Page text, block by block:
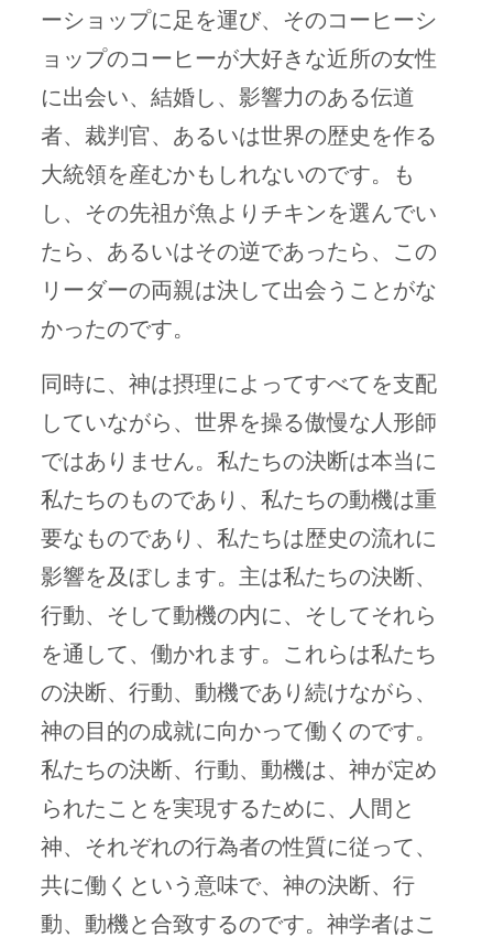
ーショップに足を運び、そのコーヒーシ
ョップのコーヒーが大好きな近所の女性
に出会い、結婚し、影響力のある伝道
者、裁判官、あるいは世界の歴史を作る
大統領を産むかもしれないのです。も
し、その先祖が魚よりチキンを選んでい
たら、あるいはその逆であったら、この
リーダーの両親は決して出会うことがな
かったのです。
同時に、神は摂理によってすべてを支配
していながら、世界を操る傲慢な人形師
ではありません。私たちの決断は本当に
私たちのものであり、私たちの動機は重
要なものであり、私たちは歴史の流れに
影響を及ぼします。主は私たちの決断、
行動、そして動機の内に、そしてそれら
を通して、働かれます。これらは私たち
の決断、行動、動機であり続けながら、
神の目的の成就に向かって働くのです。
私たちの決断、行動、動機は、神が定め
られたことを実現するために、人間と
神、それぞれの行為者の性質に従って、
共に働くという意味で、神の決断、行
動、動機と合致するのです。神学者はこ